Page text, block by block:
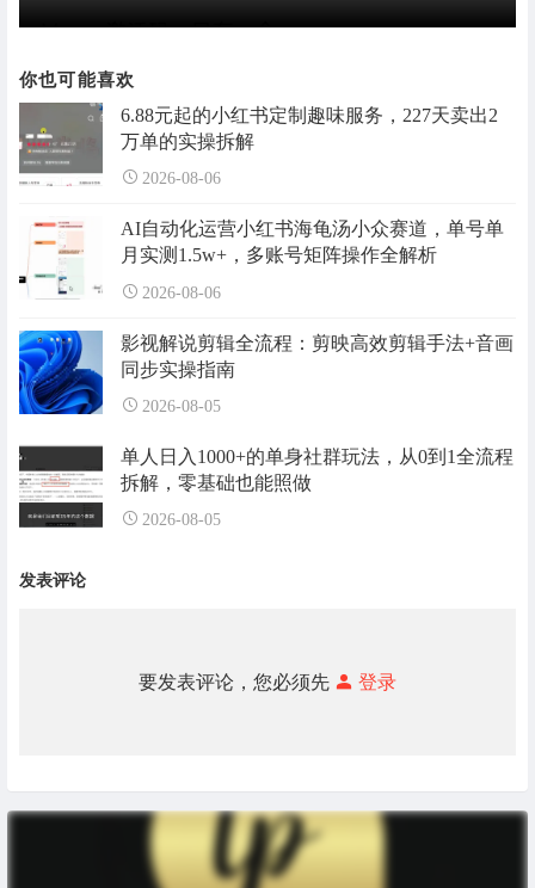
你也可能喜欢
6.88元起的小红书定制趣味服务，227天卖出2
万单的实操拆解
2026-08-06
AI自动化运营小红书海龟汤小众赛道，单号单
月实测1.5w+，多账号矩阵操作全解析
2026-08-06
影视解说剪辑全流程：剪映高效剪辑手法+音画
同步实操指南
2026-08-05
单人日入1000+的单身社群玩法，从0到1全流程
拆解，零基础也能照做
2026-08-05
发表评论
要发表评论，您必须先 登录